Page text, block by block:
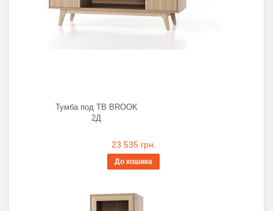
Тумба под ТВ BROOK
2Д
23 535 грн.
До кошика